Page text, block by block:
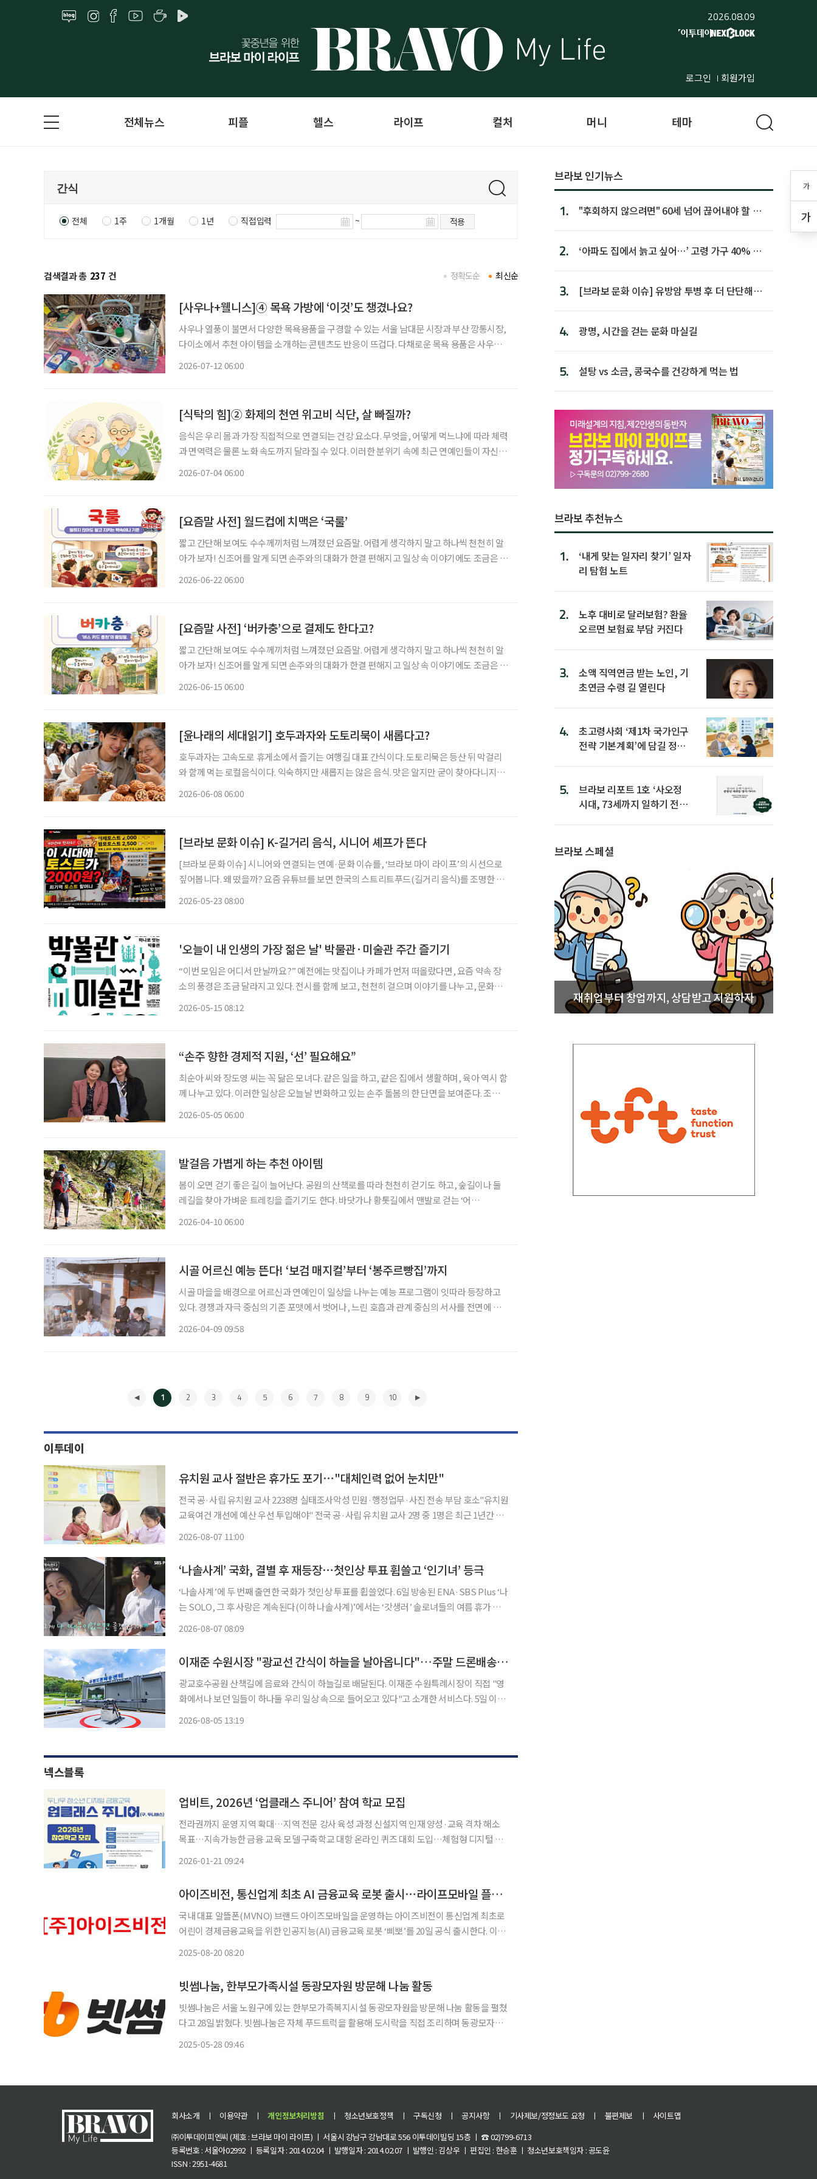
2026.08.09
로그인 회원가입
가
가
전체뉴스 피플 헬스 라이프 컬처 머니 테마
전체 1주 1개월 1년 직접입력 ~ 적용
검색결과 총 237 건 최신순
정확도순
[사우나+웰니스]④ 목욕 가방에 ‘이것’도 챙겼나요?
사우나 열풍이 불면서 다양한 목욕용품을 구경할 수 있는 서울 남대문 시장과 부산 깡통시장,
다이소에서 추천 아이템을 소개하는 콘텐츠도 반응이 뜨겁다. 다채로운 목욕 용품은 사우나
2026-07-12 06:00
[식탁의 힘]② 화제의 천연 위고비 식단, 살 빠질까?
음식은 우리 몸과 가장 직접적으로 연결되는 건강 요소다. 무엇을, 어떻게 먹느냐에 따라 체력
과 면역력은 물론 노화 속도까지 달라질 수 있다. 이러한 분위기 속에 최근 연예인들이 자신의
2026-07-04 06:00
[요즘말 사전] 월드컵에 치맥은 ‘국룰’
짧고 간단해 보여도 수수께끼처럼 느껴졌던 요즘말. 어렵게 생각하지 말고 하나씩 천천히 알
아가 보자! 신조어를 알게 되면 손주와의 대화가 한결 편해지고 일상 속 이야기에도 조금은 젊
2026-06-22 06:00
[요즘말 사전] ‘버카충’으로 결제도 한다고?
짧고 간단해 보여도 수수께끼처럼 느껴졌던 요즘말. 어렵게 생각하지 말고 하나씩 천천히 알
아가 보자! 신조어를 알게 되면 손주와의 대화가 한결 편해지고 일상 속 이야기에도 조금은 젊
2026-06-15 06:00
[윤나래의 세대읽기] 호두과자와 도토리묵이 새롭다고?
호두과자는 고속도로 휴게소에서 즐기는 여행길 대표 간식이다. 도토리묵은 등산 뒤 막걸리
와 함께 먹는 로컬음식이다. 익숙하지만 새롭지는 않은 음식. 맛은 알지만 굳이 찾아다니지는
2026-06-08 06:00
[브라보 문화 이슈] K-길거리 음식, 시니어 셰프가 뜬다
[브라보 문화 이슈] 시니어와 연결되는 연예·문화 이슈를, ‘브라보 마이 라이프’의 시선으로
짚어봅니다. 왜 떴을까? 요즘 유튜브를 보면 한국의 스트리트푸드(길거리 음식)를 조명한 콘
2026-05-23 08:00
'오늘이 내 인생의 가장 젊은 날' 박물관·미술관 주간 즐기기
“이번 모임은 어디서 만날까요?” 예전에는 맛집이나 카페가 먼저 떠올랐다면, 요즘 약속 장
소의 풍경은 조금 달라지고 있다. 전시를 함께 보고, 천천히 걸으며 이야기를 나누고, 문화와
2026-05-15 08:12
“손주 향한 경제적 지원, ‘선’ 필요해요”
최순아 씨와 장도영 씨는 꼭 닮은 모녀다. 같은 일을 하고, 같은 집에서 생활하며, 육아 역시 함
께 나누고 있다. 이러한 일상은 오늘날 변화하고 있는 손주 돌봄의 한 단면을 보여준다. 조부모
2026-05-05 06:00
발걸음 가볍게 하는 추천 아이템
봄이 오면 걷기 좋은 길이 늘어난다. 공원의 산책로를 따라 천천히 걷기도 하고, 숲길이나 둘
레길을 찾아 가벼운 트레킹을 즐기기도 한다. 바닷가나 황톳길에서 맨발로 걷는 ‘어
2026-04-10 06:00
시골 어르신 예능 뜬다! ‘보검 매지컬’부터 ‘봉주르빵집’까지
시골 마을을 배경으로 어르신과 연예인이 일상을 나누는 예능 프로그램이 잇따라 등장하고
있다. 경쟁과 자극 중심의 기존 포맷에서 벗어나, 느린 호흡과 관계 중심의 서사를 전면에 내
2026-04-09 09:58
1 2 3 4 5 6 7 8 9 10
이투데이
유치원 교사 절반은 휴가도 포기⋯"대체인력 없어 눈치만"
전국 공·사립 유치원 교사 2238명 실태조사악성 민원·행정업무·사진 전송 부담 호소"유치원
교육여건 개선에 예산 우선 투입해야" 전국 공·사립 유치원 교사 2명 중 1명은 최근 1년간 보
2026-08-07 11:00
‘나솔사계’ 국화, 결별 후 재등장⋯첫인상 투표 휩쓸고 ‘인기녀’ 등극
‘나솔사계’에 두 번째 출연한 국화가 첫인상 투표를 휩쓸었다. 6일 방송된 ENA·SBS Plus ‘나
는 SOLO, 그 후 사랑은 계속된다(이하 나솔사계)’에서는 ‘갓생러’ 솔로녀들의 여름 휴가 특
2026-08-07 08:09
이재준 수원시장 "광교선 간식이 하늘을 날아옵니다"…주말 드론배송 시작
광교호수공원 산책길에 음료와 간식이 하늘길로 배달된다. 이재준 수원특례시장이 직접 "영
화에서나 보던 일들이 하나둘 우리 일상 속으로 들어오고 있다"고 소개한 서비스다. 5일 이재
2026-08-05 13:19
넥스블록
업비트, 2026년 ‘업클래스 주니어’ 참여 학교 모집
전라권까지 운영 지역 확대…지역 전문 강사 육성 과정 신설지역 인재 양성·교육 격차 해소
목표…지속가능한 금융 교육 모델 구축학교 대항 온라인 퀴즈 대회 도입…체험형 디지털 금
2026-01-21 09:24
아이즈비전, 통신업계 최초 AI 금융교육 로봇 출시⋯라이프모바일 플랫폼 도약 가속
국내 대표 알뜰폰(MVNO) 브랜드 아이즈모바일을 운영하는 아이즈비전이 통신업계 최초로
어린이 경제금융교육을 위한 인공지능(AI) 금융교육 로봇 ‘삐뽀’를 20일 공식 출시한다. 이번
2025-08-20 08:20
빗썸나눔, 한부모가족시설 동광모자원 방문해 나눔 활동
빗썸나눔은 서울 노원구에 있는 한부모가족복지시설 동광모자원을 방문해 나눔 활동을 펼쳤
다고 28일 밝혔다. 빗썸나눔은 자체 푸드트럭을 활용해 도시락을 직접 조리하며 동광모자원
2025-05-28 09:46
브라보 인기뉴스
1.
"후회하지 않으려면" 60세 넘어 끊어내야 할 사
2.
‘아파도 집에서 늙고 싶어…’ 고령 가구 40% 노
3.
[브라보 문화 이슈] 유방암 투병 후 더 단단해진
4. 광명, 시간을 걷는 문화 마실길
5. 설탕 vs 소금, 콩국수를 건강하게 먹는 법
브라보 추천뉴스
1.
‘내게 맞는 일자리 찾기’ 일자
리 탐험 노트
2.
노후 대비로 달러보험? 환율
오르면 보험료 부담 커진다
3.
소액 직역연금 받는 노인, 기
초연금 수령 길 열린다
4.
초고령사회 ‘제1차 국가인구
전략 기본계획’에 담길 정책
5.
브라보 리포트 1호 ‘사오정
시대, 73세까지 일하기 전략’
브라보 스페셜
재취업부터 창업까지, 상담받고 지원하자
회사소개 ㅣ 이용약관 ㅣ 개인정보처리방침 ㅣ 청소년보호정책 ㅣ 구독신청 ㅣ 공지사항 ㅣ 기사제보/정정보도 요청 ㅣ 불편제보 ㅣ
사이트맵
㈜이투데이피엔씨 (제호 : 브라보 마이 라이프) ㅣ 서울시 강남구 강남대로 556 이투데이빌딩 15층 ㅣ ☎ 02)799-6713
등록번호 : 서울아02992 ㅣ 등록일자 : 2014.02.04 ㅣ 발행일자 : 2014.02.07 ㅣ 발행인 : 김상우 ㅣ 편집인 : 한승훈 ㅣ 청소년보호책임자 : 공도윤
ISSN : 2951-4681